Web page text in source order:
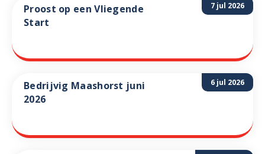
7 jul 2026
Proost op een Vliegende
Start
6 jul 2026
Bedrijvig Maashorst juni
2026